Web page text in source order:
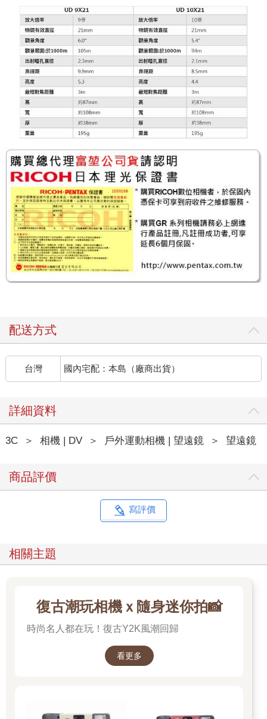
配送方式
台灣 國內宅配：本島（廠商出貨）
詳細資料
3C ＞ 相機 | DV ＞ 戶外運動相機 | 望遠鏡 ＞ 望遠鏡
商品評價
寫評價
相關主題
復古潮玩相機ｘ隨身迷你拍📸
時尚名人都在玩！復古Y2K風潮回歸
看更多